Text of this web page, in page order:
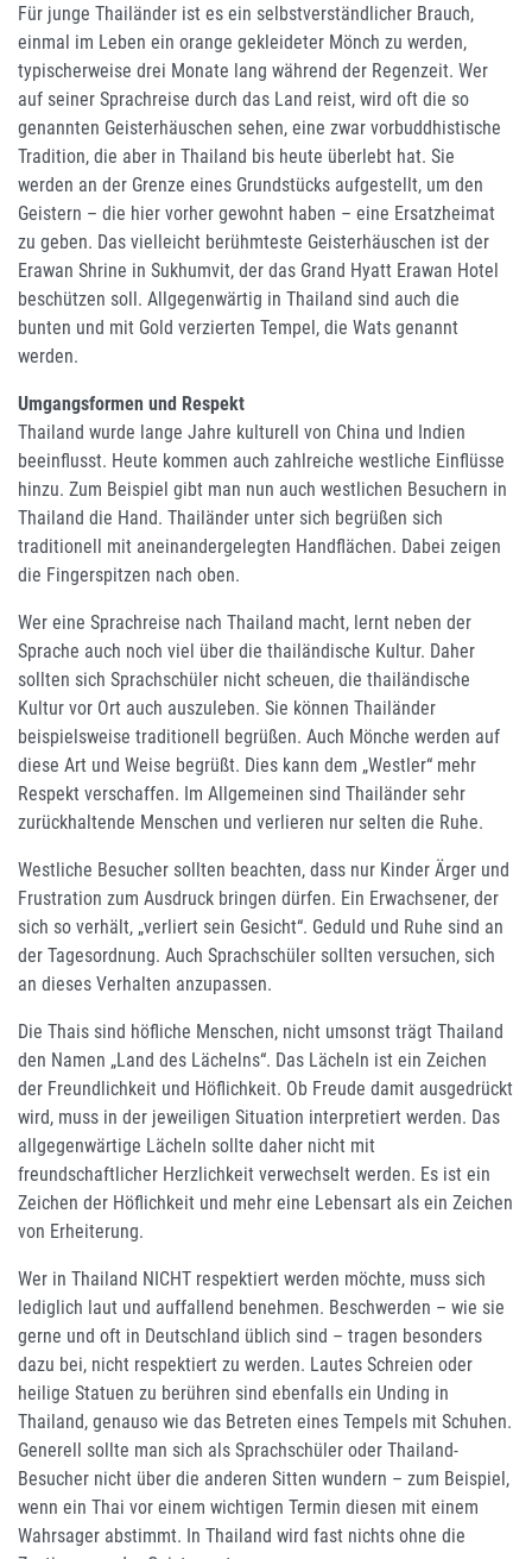
Für junge Thailänder ist es ein selbstverständlicher Brauch,
einmal im Leben ein orange gekleideter Mönch zu werden,
typischerweise drei Monate lang während der Regenzeit. Wer
auf seiner Sprachreise durch das Land reist, wird oft die so
genannten Geisterhäuschen sehen, eine zwar vorbuddhistische
Tradition, die aber in Thailand bis heute überlebt hat. Sie
werden an der Grenze eines Grundstücks aufgestellt, um den
Geistern – die hier vorher gewohnt haben – eine Ersatzheimat
zu geben. Das vielleicht berühmteste Geisterhäuschen ist der
Erawan Shrine in Sukhumvit, der das Grand Hyatt Erawan Hotel
beschützen soll. Allgegenwärtig in Thailand sind auch die
bunten und mit Gold verzierten Tempel, die Wats genannt
werden.
Umgangsformen und Respekt
Thailand wurde lange Jahre kulturell von China und Indien
beeinflusst. Heute kommen auch zahlreiche westliche Einflüsse
hinzu. Zum Beispiel gibt man nun auch westlichen Besuchern in
Thailand die Hand. Thailänder unter sich begrüßen sich
traditionell mit aneinandergelegten Handflächen. Dabei zeigen
die Fingerspitzen nach oben.
Wer eine Sprachreise nach Thailand macht, lernt neben der
Sprache auch noch viel über die thailändische Kultur. Daher
sollten sich Sprachschüler nicht scheuen, die thailändische
Kultur vor Ort auch auszuleben. Sie können Thailänder
beispielsweise traditionell begrüßen. Auch Mönche werden auf
diese Art und Weise begrüßt. Dies kann dem „Westler“ mehr
Respekt verschaffen. Im Allgemeinen sind Thailänder sehr
zurückhaltende Menschen und verlieren nur selten die Ruhe.
Westliche Besucher sollten beachten, dass nur Kinder Ärger und
Frustration zum Ausdruck bringen dürfen. Ein Erwachsener, der
sich so verhält, „verliert sein Gesicht“. Geduld und Ruhe sind an
der Tagesordnung. Auch Sprachschüler sollten versuchen, sich
an dieses Verhalten anzupassen.
Die Thais sind höfliche Menschen, nicht umsonst trägt Thailand
den Namen „Land des Lächelns“. Das Lächeln ist ein Zeichen
der Freundlichkeit und Höflichkeit. Ob Freude damit ausgedrückt
wird, muss in der jeweiligen Situation interpretiert werden. Das
allgegenwärtige Lächeln sollte daher nicht mit
freundschaftlicher Herzlichkeit verwechselt werden. Es ist ein
Zeichen der Höflichkeit und mehr eine Lebensart als ein Zeichen
von Erheiterung.
Wer in Thailand NICHT respektiert werden möchte, muss sich
lediglich laut und auffallend benehmen. Beschwerden – wie sie
gerne und oft in Deutschland üblich sind – tragen besonders
dazu bei, nicht respektiert zu werden. Lautes Schreien oder
heilige Statuen zu berühren sind ebenfalls ein Unding in
Thailand, genauso wie das Betreten eines Tempels mit Schuhen.
Generell sollte man sich als Sprachschüler oder Thailand-
Besucher nicht über die anderen Sitten wundern – zum Beispiel,
wenn ein Thai vor einem wichtigen Termin diesen mit einem
Wahrsager abstimmt. In Thailand wird fast nichts ohne die